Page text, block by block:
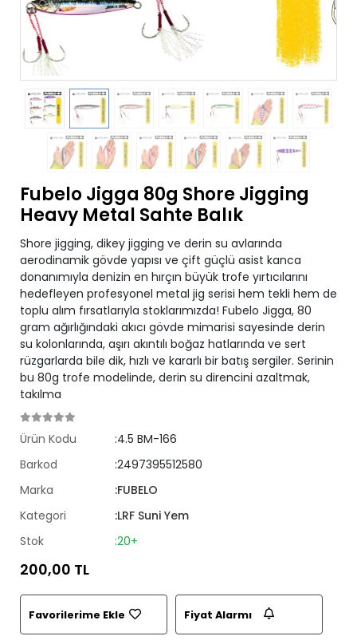
Fubelo Jigga 80g Shore Jigging
Heavy Metal Sahte Balık
Shore jigging, dikey jigging ve derin su avlarında
aerodinamik gövde yapısı ve çift güçlü asist kanca
donanımıyla denizin en hırçın büyük trofe yırtıcılarını
hedefleyen profesyonel metal jig serisi hem tekli hem de
toplu alım fırsatlarıyla stoklarımızda! Fubelo Jigga, 80
gram ağırlığındaki akıcı gövde mimarisi sayesinde derin
su kolonlarında, aşırı akıntılı boğaz hatlarında ve sert
rüzgarlarda bile dik, hızlı ve kararlı bir batış sergiler. Serinin
bu 80g trofe modelinde, derin su direncini azaltmak,
takılma
Ürün Kodu
:4.5 BM-166
Barkod
:2497395512580
Marka
:FUBELO
Kategori
:LRF Suni Yem
Stok
:20+
200,00 TL
Favorilerime Ekle Fiyat Alarmı